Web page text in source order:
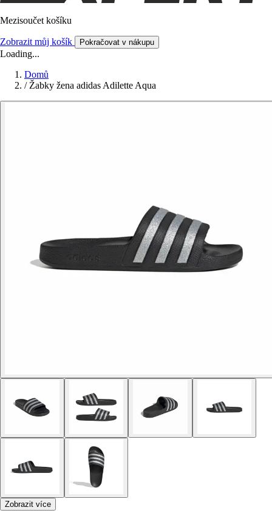
Mezisoučet košíku
Zobrazit můj košík Pokračovat v nákupu
Loading...
Domů
/ Žabky žena adidas Adilette Aqua
Zobrazit více